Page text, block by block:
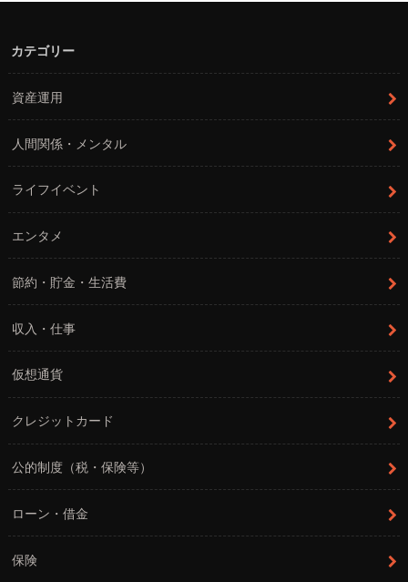
カテゴリー
資産運用
人間関係・メンタル
ライフイベント
エンタメ
節約・貯金・生活費
収入・仕事
仮想通貨
クレジットカード
公的制度（税・保険等）
ローン・借金
保険